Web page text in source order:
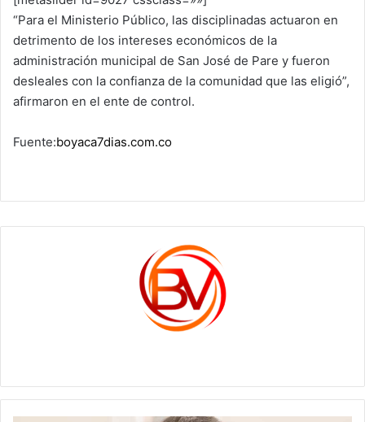
“Para el Ministerio Público, las disciplinadas actuaron en
detrimento de los intereses económicos de la
administración municipal de San José de Pare y fueron
desleales con la confianza de la comunidad que las eligió”,
afirmaron en el ente de control.
Fuente:boyaca7dias.com.co